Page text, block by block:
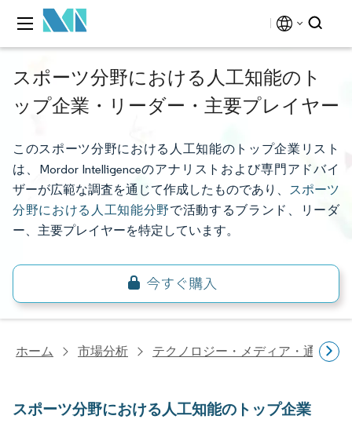
スポーツ分野における人工知能のト
ップ企業・リーダー・主要プレイヤー
このスポーツ分野における人工知能のトップ企業リスト
は、Mordor Intelligenceのアナリストおよび専門アドバイ
ザーが広範な調査を通じて作成したものであり、 スポーツ
分野における人工知能分野で活動するブランド、リーダ
ー、主要プレイヤーを特定しています。
ホーム 市場分析 テクノロジー・メディア・通信研
スポーツ分野における人工知能のトップ企業